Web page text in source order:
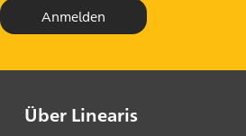
Anmelden
Über Linearis